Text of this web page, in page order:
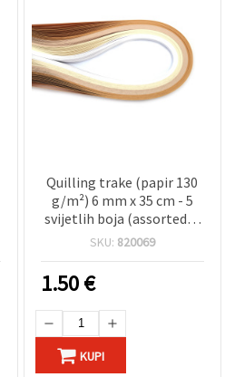
Quilling trake (papir 130
g/m²) 6 mm x 35 cm - 5
svijetlih boja (assorted) -
100 komada
SKU: 820069
1.50€
KUPI